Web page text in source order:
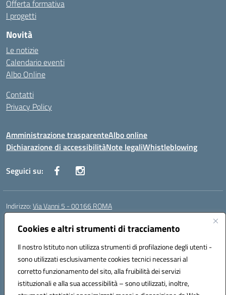
Cookies e altri strumenti di tracciamento
Il nostro Istituto non utilizza strumenti di profilazione degli utenti -
sono utilizzati esclusivamente cookies tecnici necessari al
corretto funzionamento del sito, alla fruibilità dei servizi
istituzionali e alla sua accessibilità – sono utilizzati, inoltre,
Offerta formativa
I progetti
Novità
Le notizie
Calendario eventi
Albo Online
Contatti
Privacy Policy
Amministrazione trasparenteAlbo online
Dichiarazione di accessibilitàNote legaliWhistleblowing
Seguici su:
Indirizzo:Via Vanni 5 - 00166 ROMA
Centralino:
Posta elettronica certificata (PEC):RMIC86500P@pec.istruzione.it
Codice fiscale: 97197050582
Codice meccanografico:RMIC86500P
Codice Indice delle Pubbliche Amministrazioni (IPA): istsc_RMIC86500P
Codice unico di fatturazione (CUF): UFSRRZ